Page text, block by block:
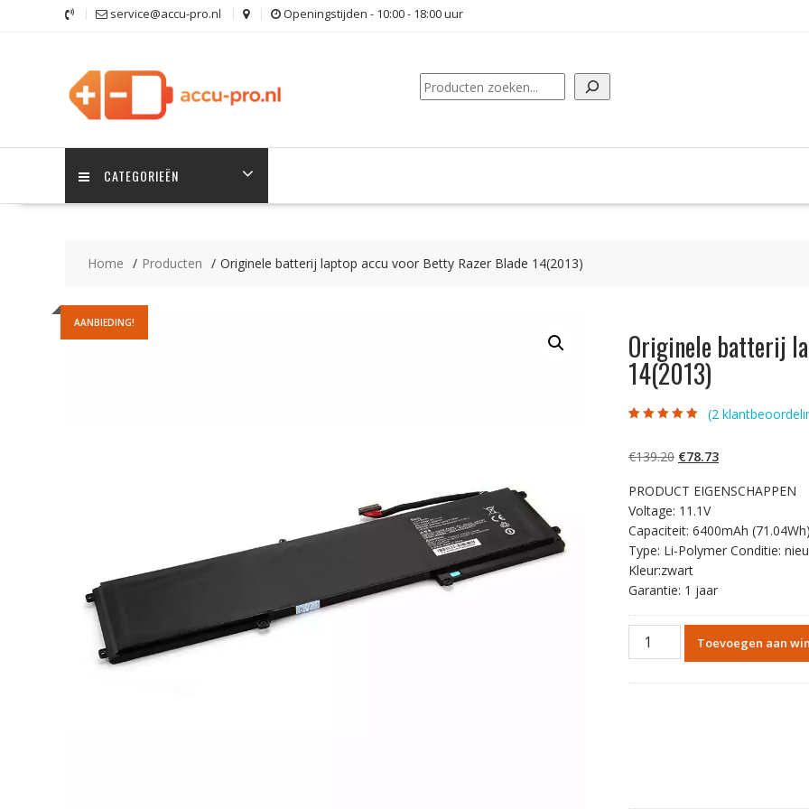
service@accu-pro.nl Openingstijden - 10:00 - 18:00 uur
Zoeken
CATEGORIEËN
Home Producten Originele batterij laptop accu voor Betty Razer Blade 14(2013)
AANBIEDING!
Originele batterij
14(2013)
gebaseerd op
klantbeoordelinge
(2
€139.20 Oorspronkelijke
was:
€139.20.
€78.73Huidige
is:
PRODUCT EIGENSCHAPPEN
Voltage: 11.1V
Capaciteit: 6400mAh (71.04Wh)
Type: Li-Polymer Conditie:
Kleur:zwart
Garantie: 1 jaar
Originele
Toevoegen aan